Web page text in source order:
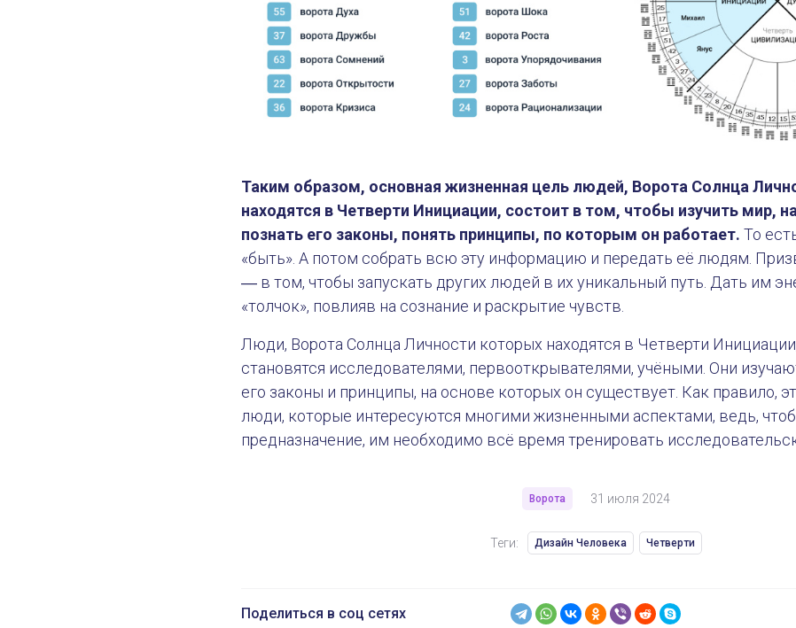
Четверть Инициации в Дизайне Человека
Таким образом, основная жизненная цель людей, Ворота Солнца
находятся в Четверти Инициации, состоит в том, чтобы изучить мир,
познать его законы, понять принципы, по которым он работает. То
«быть». А потом собрать всю эту информацию и передать её людям.
― в том, чтобы запускать других людей в их уникальный путь. Дать им
«толчок», повлияв на сознание и раскрытие чувств.
Люди, Ворота Солнца Личности которых находятся в Четверти
становятся исследователями, первооткрывателями, учёными. Они
его законы и принципы, на основе которых он существует. Как правило,
люди, которые интересуются многими жизненными аспектами, ведь,
предназначение, им необходимо всё время тренировать
Ворота 31 июля 2024
Теги: Дизайн Человека Четверти
Поделиться в соц сетях